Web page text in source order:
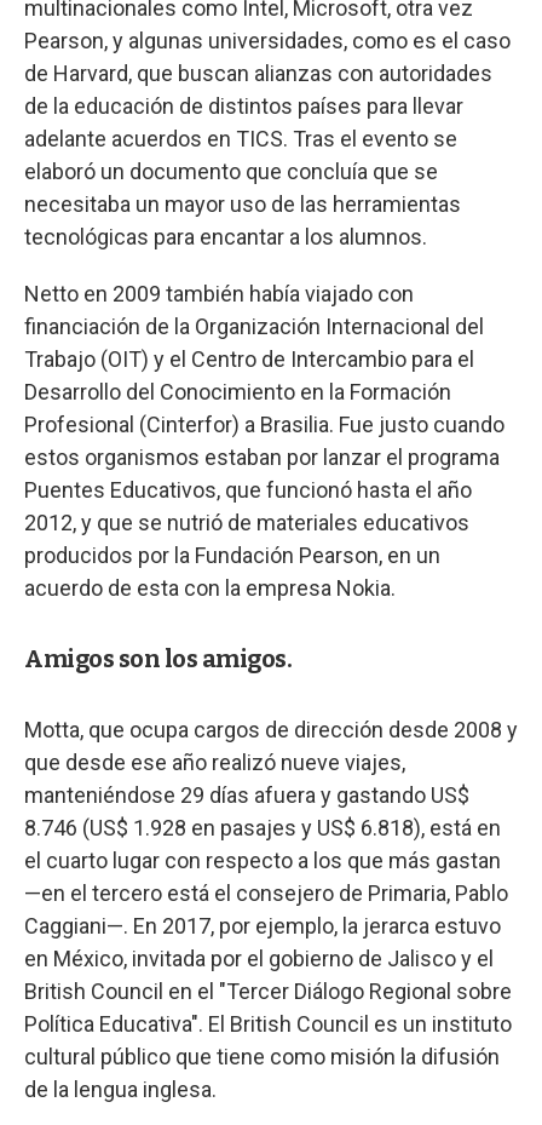
multinacionales como Intel, Microsoft, otra vez
Pearson, y algunas universidades, como es el caso
de Harvard, que buscan alianzas con autoridades
de la educación de distintos países para llevar
adelante acuerdos en TICS. Tras el evento se
elaboró un documento que concluía que se
necesitaba un mayor uso de las herramientas
tecnológicas para encantar a los alumnos.
Netto en 2009 también había viajado con
financiación de la Organización Internacional del
Trabajo (OIT) y el Centro de Intercambio para el
Desarrollo del Conocimiento en la Formación
Profesional (Cinterfor) a Brasilia. Fue justo cuando
estos organismos estaban por lanzar el programa
Puentes Educativos, que funcionó hasta el año
2012, y que se nutrió de materiales educativos
producidos por la Fundación Pearson, en un
acuerdo de esta con la empresa Nokia.
Amigos son los amigos.
Motta, que ocupa cargos de dirección desde 2008 y
que desde ese año realizó nueve viajes,
manteniéndose 29 días afuera y gastando US$
8.746 (US$ 1.928 en pasajes y US$ 6.818), está en
el cuarto lugar con respecto a los que más gastan
—en el tercero está el consejero de Primaria, Pablo
Caggiani—. En 2017, por ejemplo, la jerarca estuvo
en México, invitada por el gobierno de Jalisco y el
British Council en el "Tercer Diálogo Regional sobre
Política Educativa". El British Council es un instituto
cultural público que tiene como misión la difusión
de la lengua inglesa.